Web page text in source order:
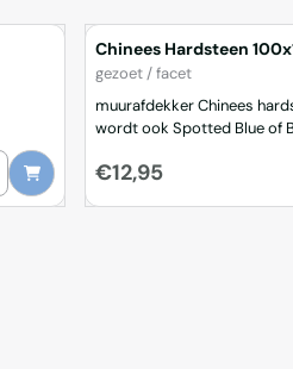
voor Chinees Hardsteen
Chinees Hardsteen
Merk:
gezoet / facet
muurafdekker Chinees
wordt ook Spotted Blue of
facet geslepen wordt buiten lichter grijs van kleur
ook te gebruiken als
Prijs: 12,95
€12,95